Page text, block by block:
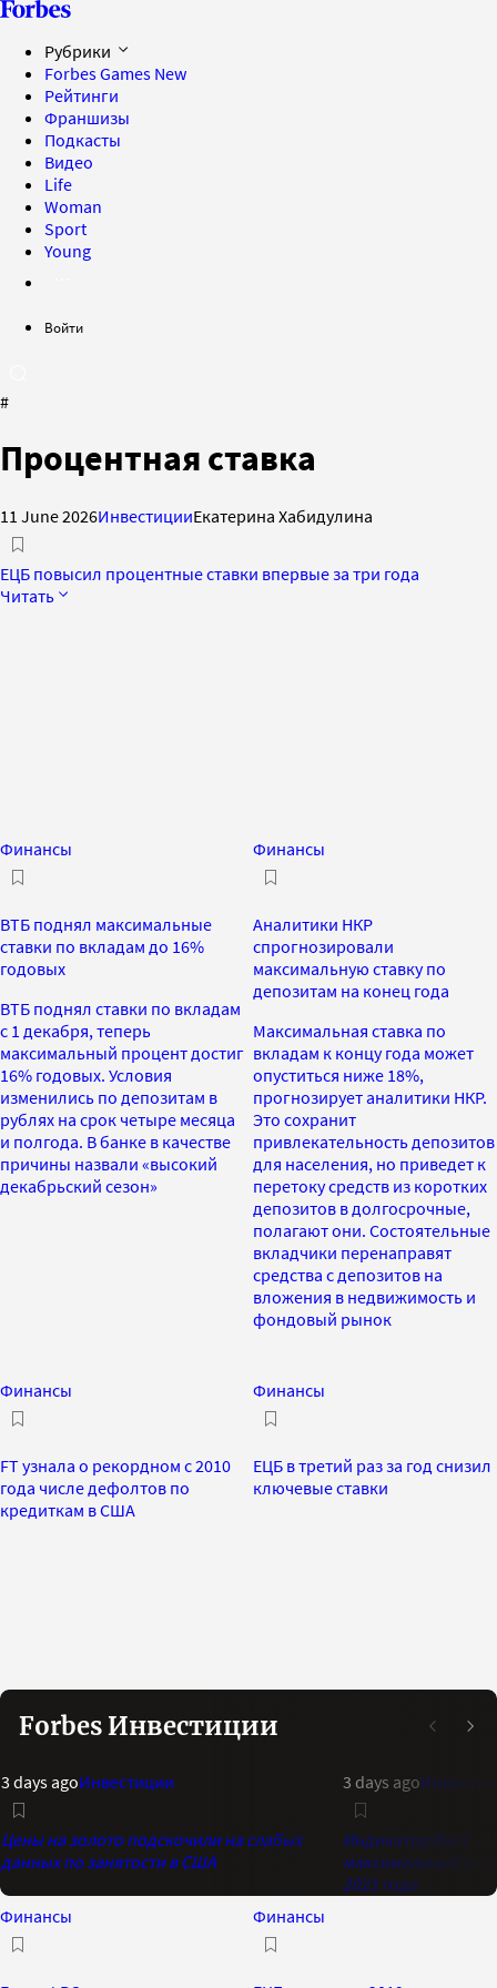
Рубрики
Forbes Games New
Рейтинги
Франшизы
Подкасты
Видео
Life
Woman
Sport
Young
Войти
#
Процентная ставка
11 June 2026ИнвестицииЕкатерина Хабидулина
ЕЦБ повысил процентные ставки впервые за три года
Читать
Финансы
ВТБ поднял максимальные
ставки по вкладам до 16%
годовых
ВТБ поднял ставки по вкладам
с 1 декабря, теперь
максимальный процент достиг
16% годовых. Условия
изменились по депозитам в
рублях на срок четыре месяца
и полгода. В банке в качестве
причины назвали «высокий
декабрьский сезон»
Финансы
Аналитики НКР
спрогнозировали
максимальную ставку по
депозитам на конец года
Максимальная ставка по
вкладам к концу года может
опуститься ниже 18%,
прогнозирует аналитики НКР.
Это сохранит
привлекательность депозитов
для населения, но приведет к
перетоку средств из коротких
депозитов в долгосрочные,
полагают они. Состоятельные
вкладчики перенаправят
средства с депозитов на
вложения в недвижимость и
фондовый рынок
Финансы
FT узнала о рекордном с 2010
года числе дефолтов по
кредиткам в США
Финансы
ЕЦБ в третий раз за год снизил
ключевые ставки
Forbes Инвестиции
3 days agoИнвестиции
Цены на золото подскочили на слабых
данных по занятости в США
3 days ago
Индикатор Bank of
максимальный
2021 года
Финансы
Финансы